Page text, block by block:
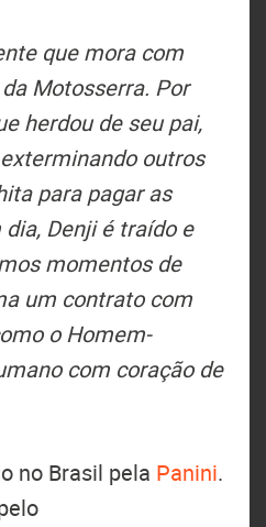
que mora com
Motosserra. Por
herdou de seu pai,
outros
para pagar as
Denji é traído e
momentos de
um contrato com
o Homem-
com coração de
no Brasil pela Panini.